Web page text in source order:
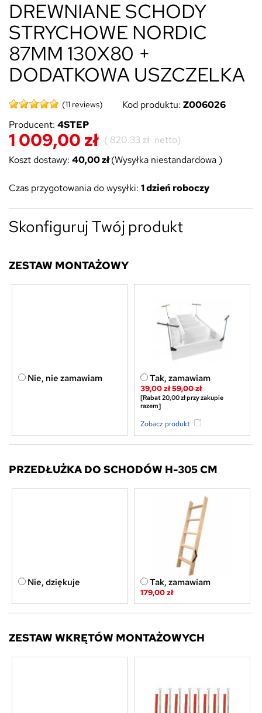
DREWNIANE SCHODY
STRYCHOWE NORDIC
87MM 130X80 +
DODATKOWA USZCZELKA
(11 reviews) Kod produktu: Z006026
Producent: 4STEP
1 009,00 zł ( 820.33 zł netto)
Koszt dostawy: 40,00 zł(Wysyłka niestandardowa )
Czas przygotowania do wysyłki: 1 dzień roboczy
Skonfiguruj Twój produkt
ZESTAW MONTAŻOWY
Nie, nie zamawiam Tak, zamawiam
39,00 zł59,00 zł
[Rabat 20,00 zł przy zakupie
razem]
Zobacz produkt
PRZEDŁUŻKA DO SCHODÓW H-305 CM
Nie, dziękuje Tak, zamawiam
179,00 zł
ZESTAW WKRĘTÓW MONTAŻOWYCH